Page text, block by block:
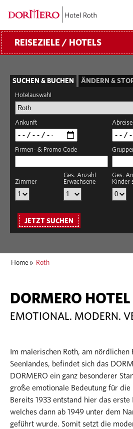
REISEZIELE / HOTELS
SUCHEN & BUCHEN ÄNDERN &
Hotelauswahl
Ankunft Abreise
Firmen- & Promo Code
Zimmer
Ges. Anzahl
Erwachsene
Ges.
Kinder
JETZT SUCHEN
Home » Roth
DORMERO HOTEL
EMOTIONAL. MODERN.
Im malerischen Roth, am nördlichen
Seenlandes, befindet sich das
DORMERO ein ganz besonderer
große emotionale Bedeutung für die
Bereits 1933 entstand hier das erste
welches dann ab 1949 unter dem
geführt wurde. Somit setzt die